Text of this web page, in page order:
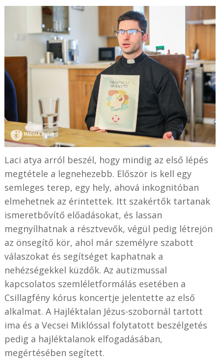
Laci atya arról beszél, hogy mindig az első lépés
megtétele a legnehezebb. Először is kell egy
semleges terep, egy hely, ahová inkognitóban
elmehetnek az érintettek. Itt szakértők tartanak
ismeretbővítő előadásokat, és lassan
megnyílhatnak a résztvevők, végül pedig létrejön
az önsegítő kör, ahol már személyre szabott
válaszokat és segítséget kaphatnak a
nehézségekkel küzdők. Az autizmussal
kapcsolatos szemléletformálás esetében a
Csillagfény kórus koncertje jelentette az első
alkalmat. A Hajléktalan Jézus-szobornál tartott
ima és a Vecsei Miklóssal folytatott beszélgetés
pedig a hajléktalanok elfogadásában,
megértésében segített.